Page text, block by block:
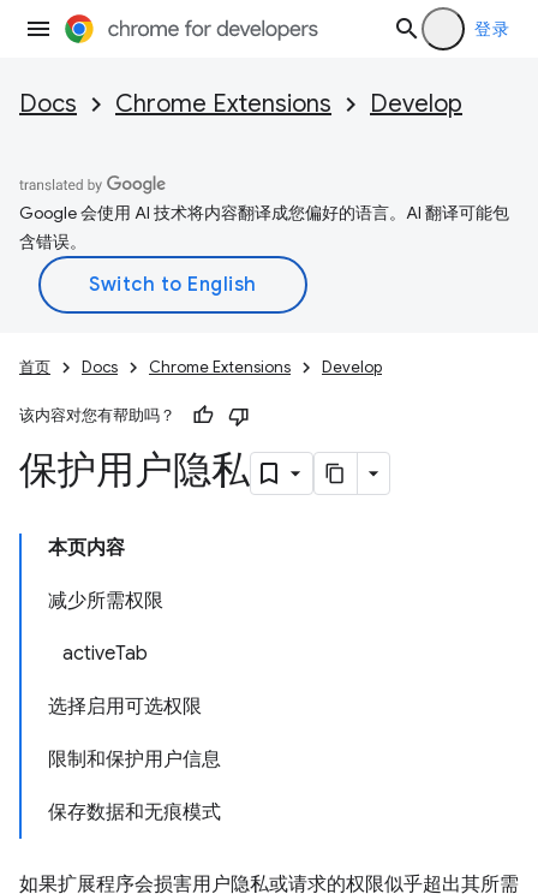
登录
Docs Chrome Extensions Develop
Google 会使用 AI 技术将内容翻译成您偏好的语言。AI 翻译可能包
含错误。
首页 Docs Chrome Extensions Develop
该内容对您有帮助吗？
保护用户隐私
本页内容
减少所需权限
activeTab
选择启用可选权限
限制和保护用户信息
保存数据和无痕模式
如果扩展程序会损害用户隐私或请求的权限似乎超出其所需